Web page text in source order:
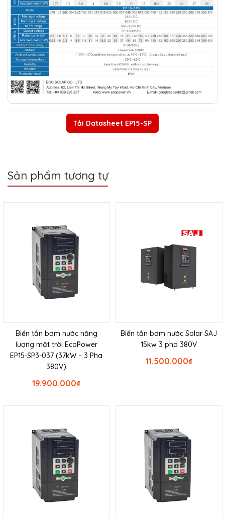
Tải Datasheet EP15-SP
Sản phẩm tương tự
Biến tần bơm nước năng
lượng mặt trời EcoPower
EP15-SP3-037 (37kW – 3 Pha
380V)
₫
19.900.000
Biến tần bơm nước Solar SAJ
15kw 3 pha 380V
₫
11.500.000